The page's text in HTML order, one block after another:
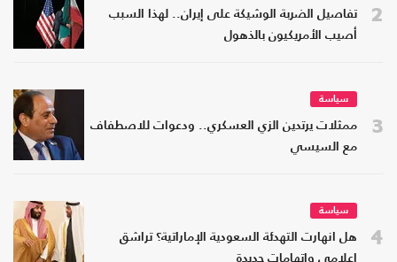
2
تفاصيل الضربة الوشيكة على إيران.. لهذا السبب
أصيب الأمريكيون بالذهول
3
سياسة
ممثلات يرتدين الزي العسكري.. ودعوات للاصطفاف
مع السيسي
4
سياسة
هل انهارت التهدئة السعودية الإماراتية؟ تراشق
إعلامي واتهامات جديدة